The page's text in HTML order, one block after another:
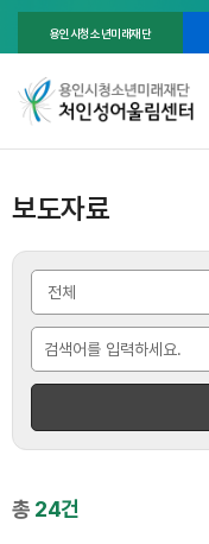
용인시청소년미래재단
보도자료
총 24건